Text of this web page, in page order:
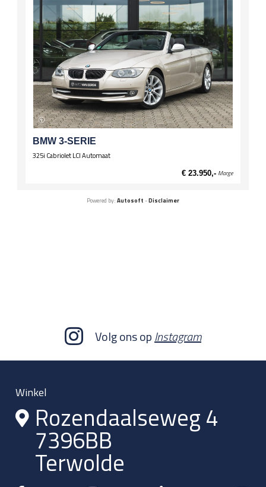
BMW 3-SERIE
325i Cabriolet LCI Automaat
€ 23.950,- Marge
Powered by: Autosoft -Disclaimer
Volg ons opInstagram
Winkel
Rozendaalseweg 4
7396BB
Terwolde